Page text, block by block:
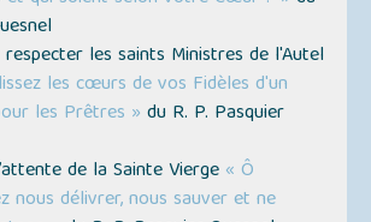
les saints Ministres de l'Autel
les cœurs de vos Fidèles d'un
les Prêtres » du R. P. Pasquier
de la Sainte Vierge « Ô
nous délivrer, nous sauver et ne